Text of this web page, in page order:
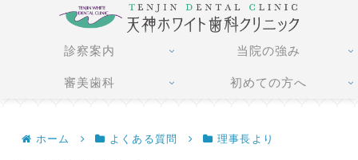
診察案内 当院の強み
審美歯科 初めての方へ
ホーム よくある質問 理事長より